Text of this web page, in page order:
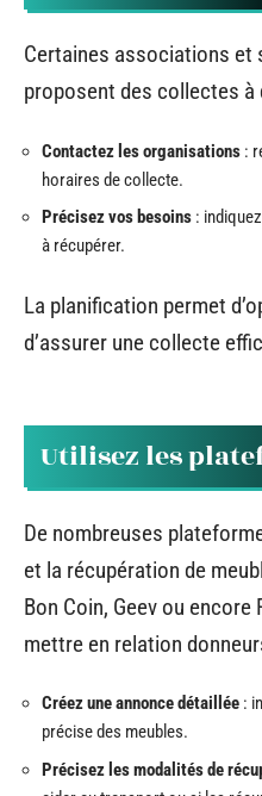
Certaines associations et
proposent des collectes à
Contactez les organisations :
horaires de collecte.
Précisez vos besoins :
à récupérer.
La planification permet
d’assurer une collecte
Utilisez les
De nombreuses
et la récupération de
Bon Coin, Geev ou
mettre en relation
Créez une annonce détaillée :
précise des meubles.
Précisez les modalités de